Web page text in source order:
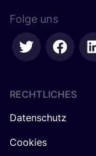
Folge uns
RECHTLICHES
Datenschutz
Cookies